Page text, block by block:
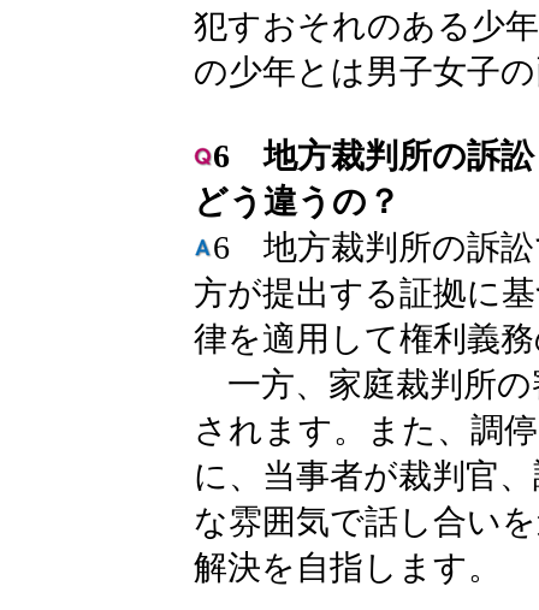
犯すおそれのある少
の少年とは男子女子
6 地方裁判所の訴訟
どう違うの？
6 地方裁判所の訴訟
方が提出する証拠に
律を適用して権利義
一方、家庭裁判所の
されます。また、調
に、当事者が裁判官
な雰囲気で話し合い
解決を自指します。